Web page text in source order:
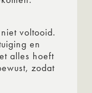
voltooid.
en
alles hoeft
zodat